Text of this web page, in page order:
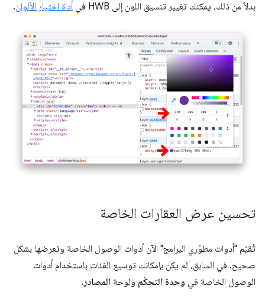
بدلاً من ذلك، يمكنك تغيير تنسيق اللون إلى HWB في أداة اختيار الألوان.
تحسين عرض العقارات الخاصة
تُقيّم "أدوات مطوّري البرامج" الآن أدوات الوصول الخاصة وتعرضها بشكل
صحيح. في السابق، لم يكن بإمكانك توسيع الفئات باستخدام أدوات
الوصول الخاصة في وحدة التحكّم ولوحة المصادر .